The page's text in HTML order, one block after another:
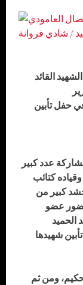
القائد
حفل تأبين
عدد كبير
كتائب
كبير من
عضو
الحميد
شهيدها
ومن ثم